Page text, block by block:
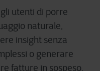
utenti di porre
naturale,
insight senza
o generare
fatture in sospeso,